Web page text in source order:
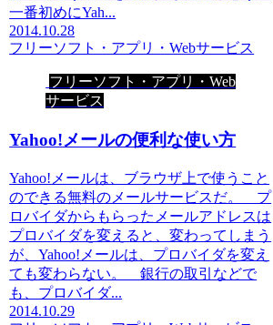
一番初めにYah...
2014.10.28
フリーソフト・アプリ・Webサービス
フリーソフト・アプリ・Web
サービス
Yahoo!メールの便利な使い方
Yahoo!メールは、ブラウザ上で使うこと
のできる無料のメールサービスだ。 プ
ロバイダからもらったメールアドレスは
プロバイダを変えると、変わってしまう
が、Yahoo!メールは、プロバイダを変え
ても変わらない。 銀行の取引などで
も、プロバイダ...
2014.10.29